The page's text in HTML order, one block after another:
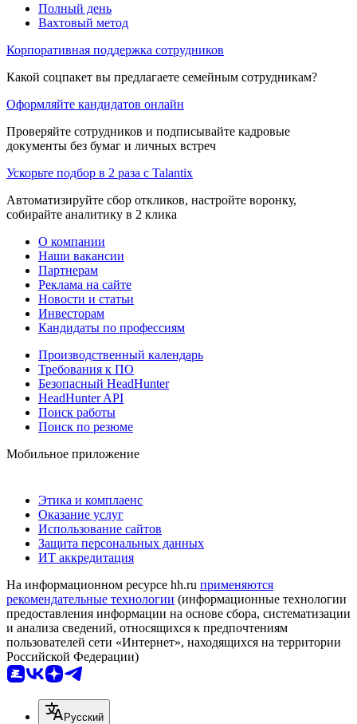
Полный день
Вахтовый метод
Корпоративная поддержка сотрудников
Какой соцпакет вы предлагаете семейным сотрудникам?
Оформляйте кандидатов онлайн
Проверяйте сотрудников и подписывайте кадровые
документы без бумаг и личных встреч
Ускорьте подбор в 2 раза с Talantix
Автоматизируйте сбор откликов, настройте воронку,
собирайте аналитику в 2 клика
О компании
Наши вакансии
Партнерам
Реклама на сайте
Новости и статьи
Инвесторам
Кандидаты по профессиям
Производственный календарь
Требования к ПО
Безопасный HeadHunter
HeadHunter API
Поиск работы
Поиск по резюме
Мобильное приложение
Этика и комплаенс
Оказание услуг
Использование сайтов
Защита персональных данных
ИТ аккредитация
На информационном ресурсе hh.ru применяются
рекомендательные технологии (информационные технологии
предоставления информации на основе сбора, систематизации
и анализа сведений, относящихся к предпочтениям
пользователей сети «Интернет», находящихся на территории
Российской Федерации)
Русский